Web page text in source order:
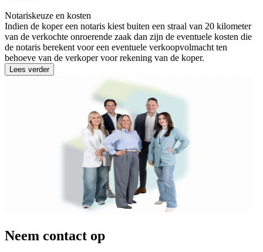
Notariskeuze en kosten
Indien de koper een notaris kiest buiten een straal van 20 kilometer
van de verkochte onroerende zaak dan zijn de eventuele kosten die
de notaris berekent voor een eventuele verkoopvolmacht ten
behoeve van de verkoper voor rekening van de koper.
Lees verder
Neem contact op